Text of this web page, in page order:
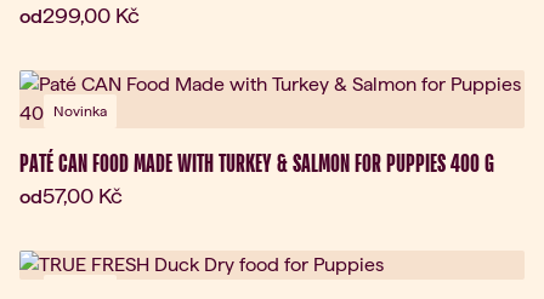
odAktuální cena:
299,00 Kč
Novinka
PATÉ CAN FOOD MADE WITH TURKEY & SALMON FOR PUPPIES 400 G
odAktuální cena:
57,00 Kč